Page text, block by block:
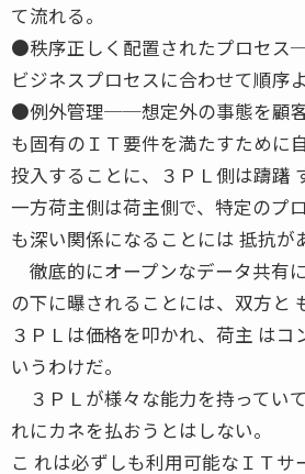
て流れる。
●秩序正しく配置されたプロセ
ビジネスプロセスに合わせて順序
●例外管理──想定外の事態を顧客
も固有のＩＴ要件を満たすために
投入することに、３ＰＬ側は躊躇
一方荷主側は荷主側で、特定のプ
も深い関係になることには 抵抗が
徹底的にオープンなデータ共有
の下に曝されることには、双方と
３ＰＬは価格を叩かれ、荷主 はコ
いうわけだ。
３ＰＬが様々な能力を持ってい
れにカネを払おうとはしない。
こ れは必ずしも利用可能なＩＴサ